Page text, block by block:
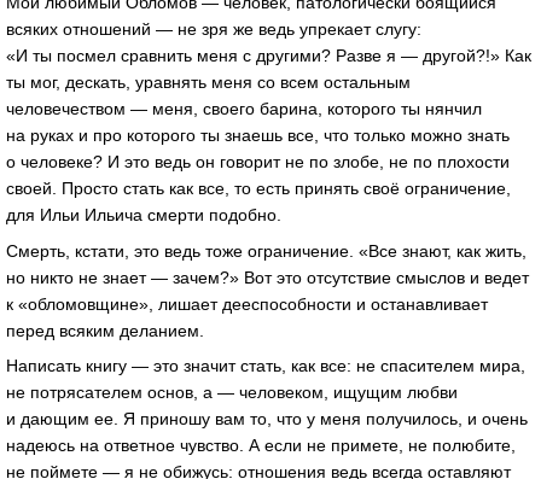
всяких отношений — не зря же ведь упрекает слугу:
«И ты посмел сравнить меня с другими? Разве я — другой?!» Как
ты мог, дескать, уравнять меня со всем остальным
человечеством — меня, своего барина, которого ты нянчил
на руках и про которого ты знаешь все, что только можно знать
о человеке? И это ведь он говорит не по злобе, не по плохости
своей. Просто стать как все, то есть принять своё ограничение,
для Ильи Ильича смерти подобно.
Смерть, кстати, это ведь тоже ограничение. «Все знают, как жить,
но никто не знает — зачем?» Вот это отсутствие смыслов и ведет
к «обломовщине», лишает дееспособности и останавливает
перед всяким деланием.
Написать книгу — это значит стать, как все: не спасителем мира,
не потрясателем основ, а — человеком, ищущим любви
и дающим ее. Я приношу вам то, что у меня получилось, и очень
надеюсь на ответное чувство. А если не примете, не полюбите,
не поймете — я не обижусь: отношения ведь всегда оставляют